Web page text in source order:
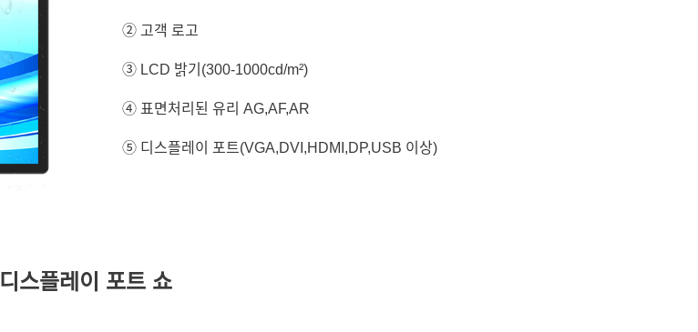
② 고객 로고
③ LCD 밝기(300-1000cd/m²)
④ 표면처리된 유리 AG,AF,AR
⑤ 디스플레이 포트(VGA,DVI,HDMI,DP,USB 이상)
디스플레이 포트 쇼